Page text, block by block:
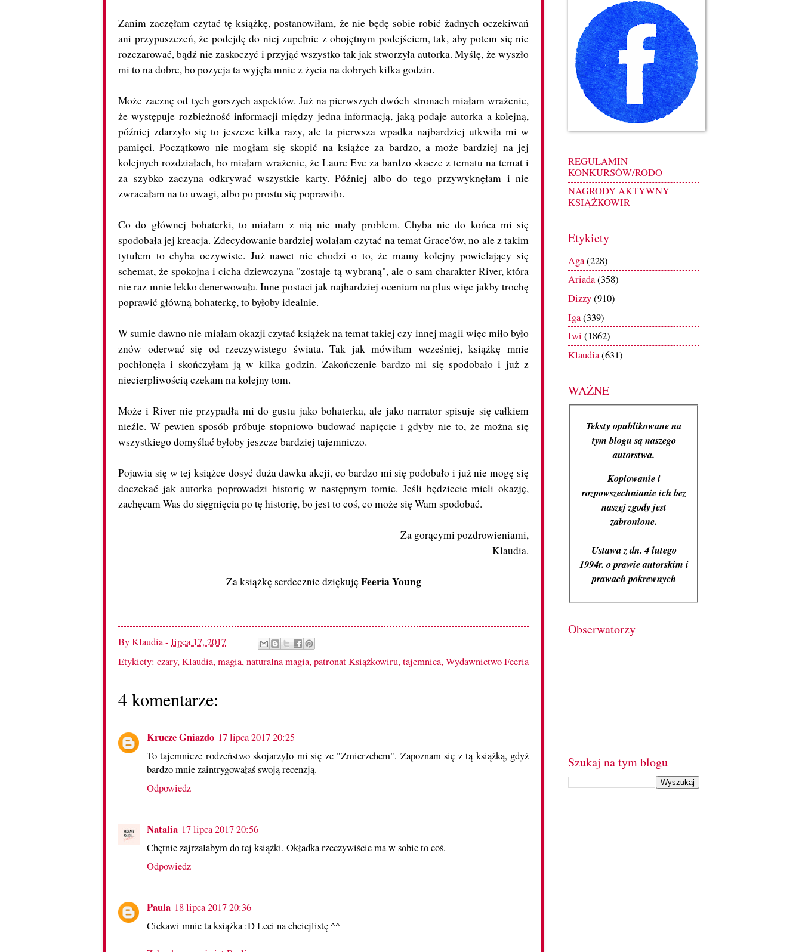
Zanim zaczęłam czytać tę książkę, postanowiłam, że nie będę sobie robić żadnych oczekiwań
ani przypuszczeń, że podejdę do niej zupełnie z obojętnym podejściem, tak, aby potem się nie
rozczarować, bądź nie zaskoczyć i przyjąć wszystko tak jak stworzyła autorka. Myślę, że wyszło
mi to na dobre, bo pozycja ta wyjęła mnie z życia na dobrych kilka godzin.
Może zacznę od tych gorszych aspektów. Już na pierwszych dwóch stronach miałam wrażenie,
że występuje rozbieżność informacji między jedna informacją, jaką podaje autorka a kolejną,
później zdarzyło się to jeszcze kilka razy, ale ta pierwsza wpadka najbardziej utkwiła mi w
pamięci. Początkowo nie mogłam się skopić na książce za bardzo, a może bardziej na jej
kolejnych rozdziałach, bo miałam wrażenie, że Laure Eve za bardzo skacze z tematu na temat i
za szybko zaczyna odkrywać wszystkie karty. Później albo do tego przywyknęłam i nie
zwracałam na to uwagi, albo po prostu się poprawiło.
Co do głównej bohaterki, to miałam z nią nie mały problem. Chyba nie do końca mi się
spodobała jej kreacja. Zdecydowanie bardziej wolałam czytać na temat Grace'ów, no ale z takim
tytułem to chyba oczywiste. Już nawet nie chodzi o to, że mamy kolejny powielający się
schemat, że spokojna i cicha dziewczyna "zostaje tą wybraną", ale o sam charakter River, która
nie raz mnie lekko denerwowała. Inne postaci jak najbardziej oceniam na plus więc jakby trochę
poprawić główną bohaterkę, to byłoby idealnie.
W sumie dawno nie miałam okazji czytać książek na temat takiej czy innej magii więc miło było
znów oderwać się od rzeczywistego świata. Tak jak mówiłam wcześniej, książkę mnie
pochłonęła i skończyłam ją w kilka godzin. Zakończenie bardzo mi się spodobało i już z
niecierpliwością czekam na kolejny tom.
Może i River nie przypadła mi do gustu jako bohaterka, ale jako narrator spisuje się całkiem
nieźle. W pewien sposób próbuje stopniowo budować napięcie i gdyby nie to, że można się
wszystkiego domyślać byłoby jeszcze bardziej tajemniczo.
Pojawia się w tej książce dosyć duża dawka akcji, co bardzo mi się podobało i już nie mogę się
doczekać jak autorka poprowadzi historię w następnym tomie. Jeśli będziecie mieli okazję,
zachęcam Was do sięgnięcia po tę historię, bo jest to coś, co może się Wam spodobać.
Za gorącymi pozdrowieniami,
Klaudia.
Za książkę serdecznie dziękujęFeeria Young
ByKlaudia- lipca 17, 2017
Etykiety: czary,Klaudia,magia,naturalna magia,patronat Książkowiru,tajemnica,Wydawnictwo Feeria
4 komentarze:
Krucze Gniazdo 17 lipca 2017 20:25
To tajemnicze rodzeństwo skojarzyło mi się ze "Zmierzchem". Zapoznam się z tą książką, gdyż
bardzo mnie zaintrygowałaś swoją recenzją.
Odpowiedz
Natalia 17 lipca 2017 20:56
Chętnie zajrzalabym do tej książki. Okładka rzeczywiście ma w sobie to coś.
Odpowiedz
Paula 18 lipca 2017 20:36
Ciekawi mnie ta książka :D Leci na chciejlistę ^^
REGULAMIN
KONKURSÓW/RODO
NAGRODY AKTYWNY
KSIĄŻKOWIR
Etykiety
Aga(228)
Ariada(358)
Dizzy(910)
Iga(339)
Iwi (1862)
Klaudia(631)
WAŻNE
Teksty opublikowane na
tym blogu są naszego
autorstwa.
Kopiowanie i
rozpowszechnianie ich bez
naszej zgody jest
zabronione.
Ustawa z dn. 4 lutego
1994r. o prawie autorskim i
prawach pokrewnych
Obserwatorzy
Szukaj na tym blogu